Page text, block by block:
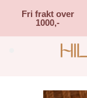
Fri frakt over
1000,-
Search (⌘K)